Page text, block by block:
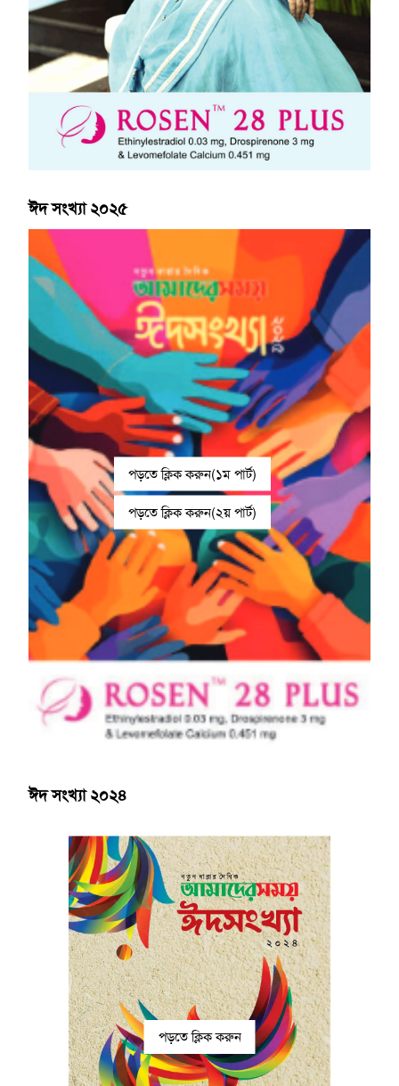
ঈদ সংখ্যা ২০২৫
পড়তে ক্লিক করুন(১ম পার্ট)
পড়তে ক্লিক করুন(২য় পার্ট)
ঈদ সংখ্যা ২০২৪
পড়তে ক্লিক করুন